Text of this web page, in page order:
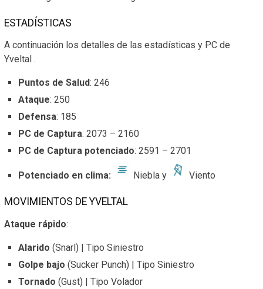
ESTADÍSTICAS
A continuación los detalles de las estadísticas y PC de
Yveltal .
Puntos de Salud: 246
Ataque: 250
Defensa: 185
PC de Captura: 2073 – 2160
PC de Captura potenciado: 2591 – 2701
Potenciado en clima: Niebla y Viento
MOVIMIENTOS DE YVELTAL
Ataque rápido:
Alarido (Snarl) | Tipo Siniestro
Golpe bajo (Sucker Punch) | Tipo Siniestro
Tornado (Gust) | Tipo Volador